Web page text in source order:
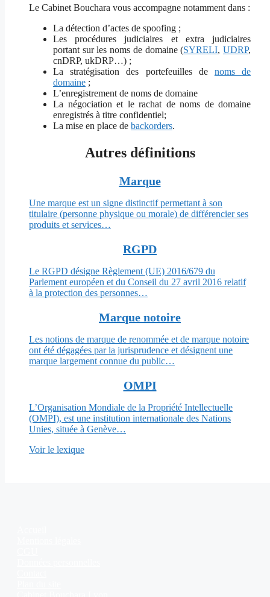
Le Cabinet Bouchara vous accompagne notamment dans :
La détection d’actes de spoofing ;
Les procédures judiciaires et extra judiciaires
portant sur les noms de domaine (SYRELI,UDRP,
cnDRP, ukDRP…) ;
La stratégisation des portefeuilles de noms de
domaine ;
L’enregistrement de noms de domaine
La négociation et le rachat de noms de domaine
enregistrés à titre confidentiel;
La mise en place de backorders.
Autres définitions
Marque
Une marque est un signe distinctif permettant à son
titulaire (personne physique ou morale) de différencier ses
produits et services…
RGPD
Le RGPD désigne Règlement (UE) 2016/679 du
Parlement européen et du Conseil du 27 avril 2016 relatif
à la protection des personnes…
Marque notoire
Les notions de marque de renommée et de marque notoire
ont été dégagées par la jurisprudence et désignent une
marque largement connue du public…
OMPI
L’Organisation Mondiale de la Propriété Intellectuelle
(OMPI), est une institution internationale des Nations
Unies, située à Genève…
Voir le lexique